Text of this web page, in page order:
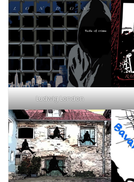
Ludwig London